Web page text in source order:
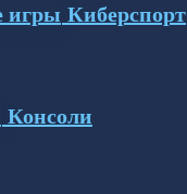
Киберспорт
Консоли